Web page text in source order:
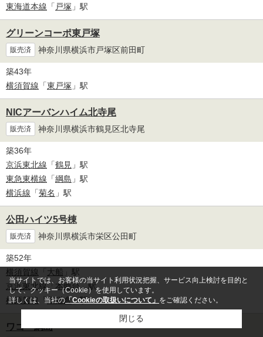
東海道本線 「 戸塚 」駅
グリーンコーポ東戸塚
販売済 神奈川県横浜市戸塚区前田町
築43年
横須賀線 「東戸塚 」駅
NICアーバンハイム北寺尾
販売済 神奈川県横浜市鶴見区北寺尾
築36年
京浜東北線 「鶴見 」駅
東急東横線 「綱島 」駅
横浜線 「菊名 」駅
公田ハイツ5号棟
販売済 神奈川県横浜市栄区公田町
築52年
横須賀線
大船
」駅
京浜東北線「 本郷台」駅
横須賀線「北鎌倉」駅
ワコー綱島
当サイトでは、お客様の当サイト利用状況把握、サービス向上検討を目的と
して、クッキー（Cookie）を使用しています。
詳しくは、当社の「Cookieの取扱いについて」 をご確認ください。
閉じる